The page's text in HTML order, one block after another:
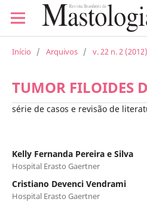
Início / Arquivos / v. 22 n. 2 (2012)
TUMOR FILOIDES
série de casos e revisão de
Kelly Fernanda Pereira e Silva
Hospital Erasto Gaertner
Cristiano Devenci Vendrami
Hospital Erasto Gaertner